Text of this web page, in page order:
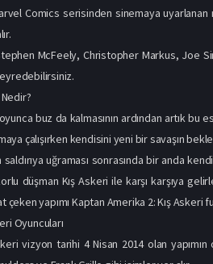
Comics serisinden sinemaya
McFeely, Christopher Markus, Joe
buz da kalmasının ardından artık bu
çalışırken kendisini yeni bir savaşın
saldırıya uğraması sonrasında bir anda
düşman Kış Askeri ile karşı karşıya
yapımı Kaptan Amerika 2: Kış Askeri
Oyuncuları
vizyon tarihi 4 Nisan 2014 olan